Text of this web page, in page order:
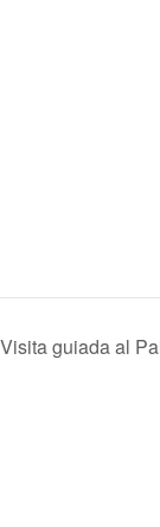
guiada al